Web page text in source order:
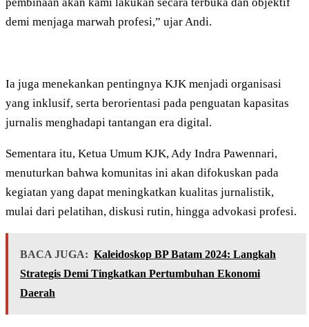
demi menjaga marwah profesi,” ujar Andi.
Ia juga menekankan pentingnya KJK menjadi organisasi
yang inklusif, serta berorientasi pada penguatan kapasitas
jurnalis menghadapi tantangan era digital.
Sementara itu, Ketua Umum KJK, Ady Indra Pawennari,
menuturkan bahwa komunitas ini akan difokuskan pada
kegiatan yang dapat meningkatkan kualitas jurnalistik,
mulai dari pelatihan, diskusi rutin, hingga advokasi profesi.
BACA JUGA: Kaleidoskop BP Batam 2024: Langkah
Strategis Demi Tingkatkan Pertumbuhan Ekonomi
Daerah